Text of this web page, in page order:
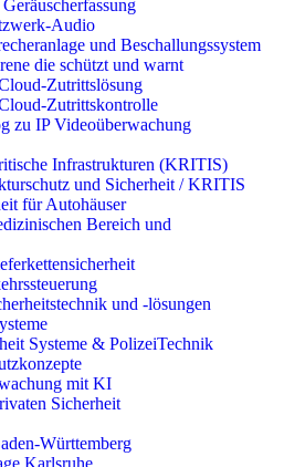
Audio
und Beschallungssystem
die schützt und warnt
Zutrittslösung
Zutrittskontrolle
zu IP Videoüberwachung
Infrastrukturen (KRITIS)
und Sicherheit / KRITIS
für Autohäuser
Bereich und
und -lösungen
Systeme & PolizeiTechnik
mit KI
Sicherheit
Württemberg
Karlsruhe